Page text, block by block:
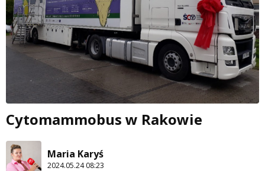
Cytomammobus w Rakowie
Maria Karyś
2024.05.24 08:23